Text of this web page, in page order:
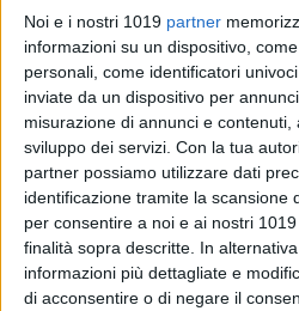
Noi e i nostri 1019 partner
informazioni su un dispositivo,
personali, come identificatori
inviate da un dispositivo per
misurazione di annunci e contenuti,
sviluppo dei servizi. Con la tua
partner possiamo utilizzare dati
identificazione tramite la scansione
per consentire a noi e ai nostri
finalità sopra descritte. In
informazioni più dettagliate e
di acconsentire o di negare il